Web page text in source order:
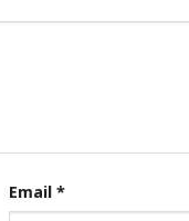
Email *